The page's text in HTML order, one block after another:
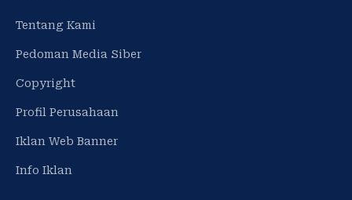
Tentang Kami
Pedoman Media Siber
Copyright
Profil Perusahaan
Iklan Web Banner
Info Iklan